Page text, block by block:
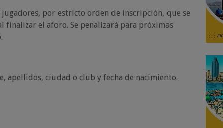
por estricto orden de inscripción, que se
finalizar el aforo. Se penalizará para próximas
apellidos, ciudad o club y fecha de nacimiento.